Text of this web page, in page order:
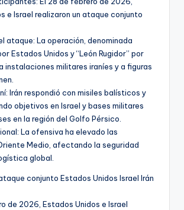
e Israel realizaron un ataque conjunto
ataque: La operación, denominada
Estados Unidos y “León Rugidor” por
instalaciones militares iraníes y a figuras
Irán respondió con misiles balísticos y
objetivos en Israel y bases militares
en la región del Golfo Pérsico.
La ofensiva ha elevado las
Medio, afectando la seguridad
global.
conjunto Estados Unidos Israel Irán
de 2026, Estados Unidos e Israel